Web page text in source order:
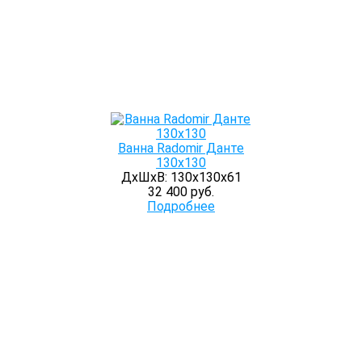
Ванна Radomir Данте
130х130
ДхШхВ: 130х130х61
32 400 руб.
Подробнее